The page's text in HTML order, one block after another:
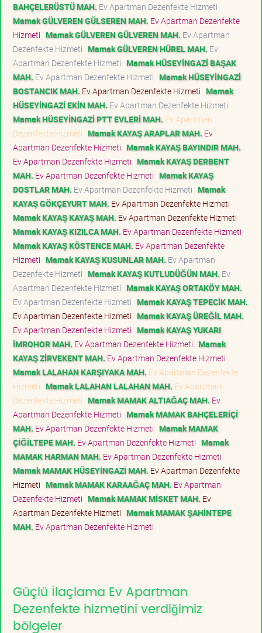
BAHÇELERÜSTÜ MAH. Ev Apartman Dezenfekte Hizmeti
Mamak GÜLVEREN GÜLSEREN MAH. Ev Apartman Dezenfekte
Hizmeti Mamak GÜLVEREN GÜLVEREN MAH. Ev Apartman
Dezenfekte Hizmeti Mamak GÜLVEREN HÜREL MAH. Ev
Apartman Dezenfekte Hizmeti Mamak HÜSEYİNGAZİ BAŞAK
MAH. Ev Apartman Dezenfekte Hizmeti Mamak HÜSEYİNGAZİ
BOSTANCIK MAH. Ev Apartman Dezenfekte Hizmeti Mamak
HÜSEYİNGAZİ EKİN MAH. Ev Apartman Dezenfekte Hizmeti
Mamak HÜSEYİNGAZİ PTT EVLERİ MAH. Ev Apartman
Dezenfekte Hizmeti Mamak KAYAŞ ARAPLAR MAH. Ev
Apartman Dezenfekte Hizmeti Mamak KAYAŞ BAYINDIR MAH.
Ev Apartman Dezenfekte Hizmeti Mamak KAYAŞ DERBENT
MAH. Ev Apartman Dezenfekte Hizmeti Mamak KAYAŞ
DOSTLAR MAH. Ev Apartman Dezenfekte Hizmeti Mamak
KAYAŞ GÖKÇEYURT MAH. Ev Apartman Dezenfekte Hizmeti
Mamak KAYAŞ KAYAŞ MAH. Ev Apartman Dezenfekte Hizmeti
Mamak KAYAŞ KIZILCA MAH. Ev Apartman Dezenfekte Hizmeti
Mamak KAYAŞ KÖSTENCE MAH. Ev Apartman Dezenfekte
Hizmeti Mamak KAYAŞ KUSUNLAR MAH. Ev Apartman
Dezenfekte Hizmeti Mamak KAYAŞ KUTLUDÜĞÜN MAH. Ev
Apartman Dezenfekte Hizmeti Mamak KAYAŞ ORTAKÖY MAH.
Ev Apartman Dezenfekte Hizmeti Mamak KAYAŞ TEPECİK MAH.
Ev Apartman Dezenfekte Hizmeti Mamak KAYAŞ ÜREĞİL MAH.
Ev Apartman Dezenfekte Hizmeti Mamak KAYAŞ YUKARI
İMROHOR MAH. Ev Apartman Dezenfekte Hizmeti Mamak
KAYAŞ ZİRVEKENT MAH. Ev Apartman Dezenfekte Hizmeti
Mamak LALAHAN KARŞIYAKA MAH. Ev Apartman Dezenfekte
Hizmeti Mamak LALAHAN LALAHAN MAH. Ev Apartman
Dezenfekte Hizmeti Mamak MAMAK ALTIAĞAÇ MAH. Ev
Apartman Dezenfekte Hizmeti Mamak MAMAK BAHÇELERİÇİ
MAH. Ev Apartman Dezenfekte Hizmeti Mamak MAMAK
ÇİĞİLTEPE MAH. Ev Apartman Dezenfekte Hizmeti Mamak
MAMAK HARMAN MAH. Ev Apartman Dezenfekte Hizmeti
Mamak MAMAK HÜSEYİNGAZİ MAH. Ev Apartman Dezenfekte
Hizmeti Mamak MAMAK KARAAĞAÇ MAH. Ev Apartman
Dezenfekte Hizmeti Mamak MAMAK MİSKET MAH. Ev
Apartman Dezenfekte Hizmeti Mamak MAMAK ŞAHİNTEPE
MAH. Ev Apartman Dezenfekte Hizmeti
Güçlü İlaçlama Ev Apartman
Dezenfekte hizmetini verdiğimiz
bölgeler